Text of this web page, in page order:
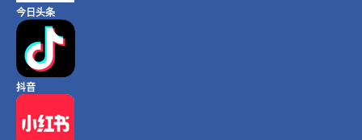
今日头条
抖音